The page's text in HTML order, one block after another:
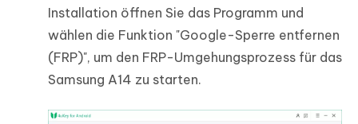
Installation öffnen Sie das Programm und
wählen die Funktion "Google-Sperre entfernen
(FRP)", um den FRP-Umgehungsprozess für das
Samsung A14 zu starten.